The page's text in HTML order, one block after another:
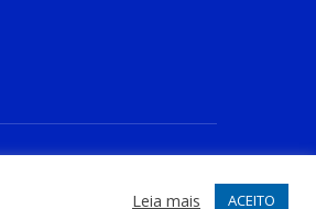
Leia mais ACEITO